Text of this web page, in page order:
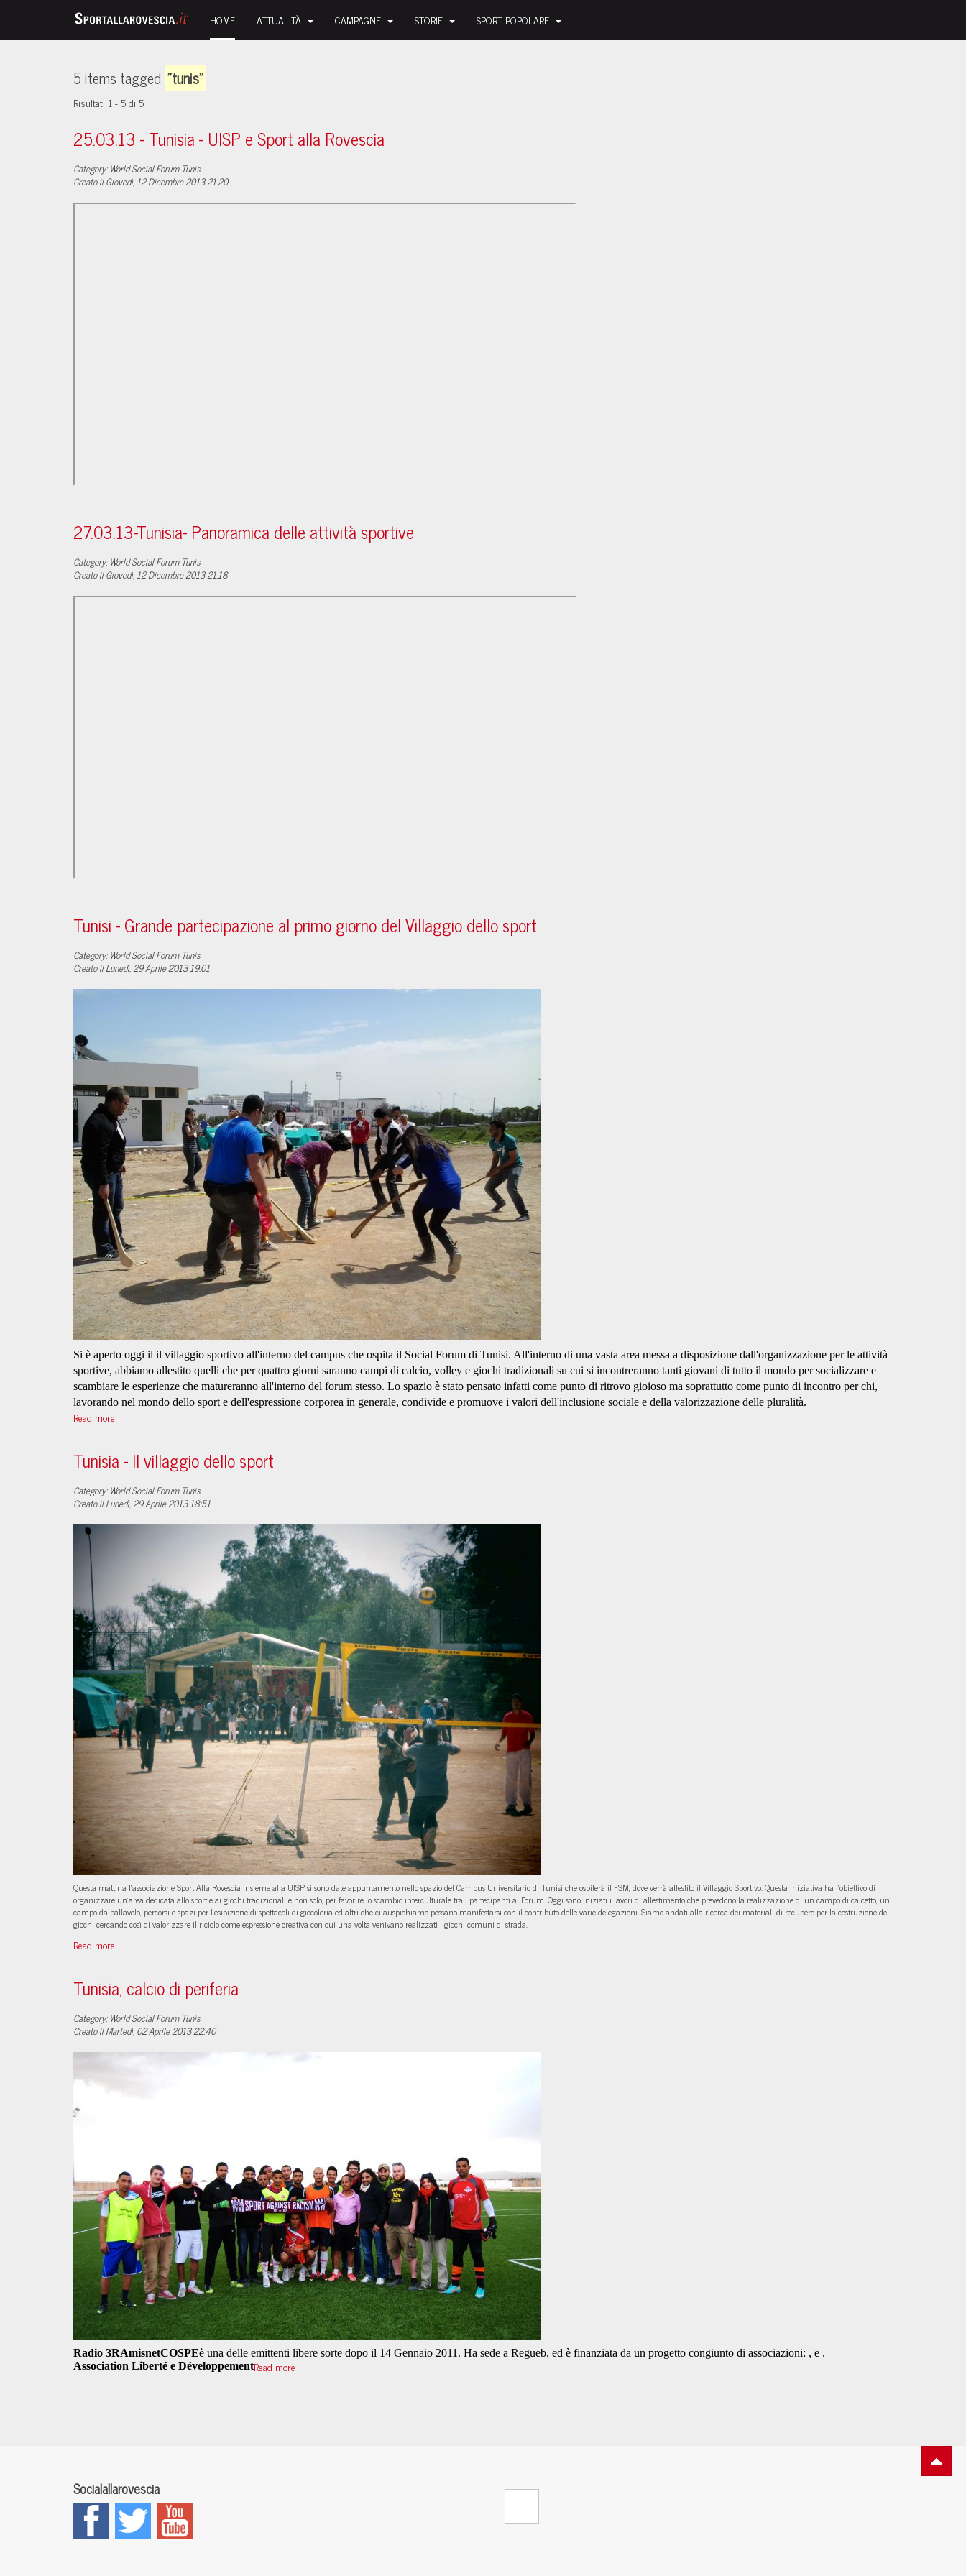
HOME ATTUALITÀ CAMPAGNE STORIE SPORT POPOLARE
5 items tagged "tunis"
Risultati 1 - 5 di 5
25.03.13 - Tunisia - UISP e Sport alla Rovescia
Category: World Social Forum Tunis
Creato il Giovedì, 12 Dicembre 2013 21:20
27.03.13-Tunisia- Panoramica delle attività sportive
Category: World Social Forum Tunis
Creato il Giovedì, 12 Dicembre 2013 21:18
Tunisi - Grande partecipazione al primo giorno del Villaggio dello sport
Category: World Social Forum Tunis
Creato il Lunedì, 29 Aprile 2013 19:01
Si è aperto oggi il il villaggio sportivo all'interno del campus che ospita il Social Forum di Tunisi. All'interno di una vasta area messa a disposizione dall'organizzazione per le attività
sportive, abbiamo allestito quelli che per quattro giorni saranno campi di calcio, volley e giochi tradizionali su cui si incontreranno tanti giovani di tutto il mondo per socializzare e
scambiare le esperienze che matureranno all'interno del forum stesso. Lo spazio è stato pensato infatti come punto di ritrovo gioioso ma soprattutto come punto di incontro per chi,
lavorando nel mondo dello sport e dell'espressione corporea in generale, condivide e promuove i valori dell'inclusione sociale e della valorizzazione delle pluralità.
Read more
Tunisia - Il villaggio dello sport
Category: World Social Forum Tunis
Creato il Lunedì, 29 Aprile 2013 18:51
Questa mattina l’associazione Sport Alla Rovescia insieme alla UISP si sono date appuntamento nello spazio del Campus Universitario di Tunisi che ospiterà il FSM, dove verrà allestito il Villaggio Sportivo. Questa iniziativa ha l’obiettivo di
organizzare un’area dedicata allo sport e ai giochi tradizionali e non solo, per favorire lo scambio interculturale tra i partecipanti al Forum. Oggi sono iniziati i lavori di allestimento che prevedono la realizzazione di un campo di calcetto, un
campo da pallavolo, percorsi e spazi per l’esibizione di spettacoli di giocoleria ed altri che ci auspichiamo possano manifestarsi con il contributo delle varie delegazioni. Siamo andati alla ricerca dei materiali di recupero per la costruzione dei
giochi cercando così di valorizzare il riciclo come espressione creativa con cui una volta venivano realizzati i giochi comuni di strada.
Read more
Tunisia, calcio di periferia
Category: World Social Forum Tunis
Creato il Martedì, 02 Aprile 2013 22:40
Radio 3R è una delle emittenti libere sorte dopo il 14 Gennaio 2011. Ha sede a Regueb, ed è finanziata da un progetto congiunto di associazioni:
Amisnet ,
COSPE
e
Association Liberté e Développement
.
Read more
Socialallarovescia